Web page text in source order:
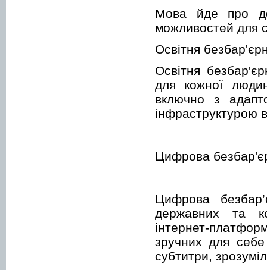
Мова йде про
можливостей для
Освітня
Освітня
для кожної
включно з
інфраструктурою
Цифрова
Цифрова
державних та
зручних для
субтитри,